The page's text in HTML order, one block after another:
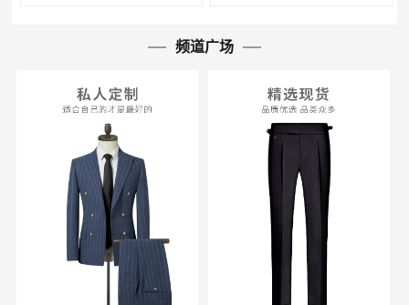
频道广场